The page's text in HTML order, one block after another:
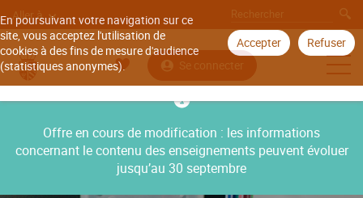
En poursuivant votre navigation sur ce
site, vous acceptez l'utilisation de
cookies à des fins de mesure d'audience
(statistiques anonymes).
Accepter Refuser
Aller à
Se connecter
Offre en cours de modification : les informations
concernant le contenu des enseignements peuvent évoluer
jusqu’au 30 septembre